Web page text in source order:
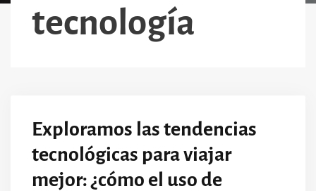
tecnología
Exploramos las tendencias
tecnológicas para viajar
mejor: ¿cómo el uso de